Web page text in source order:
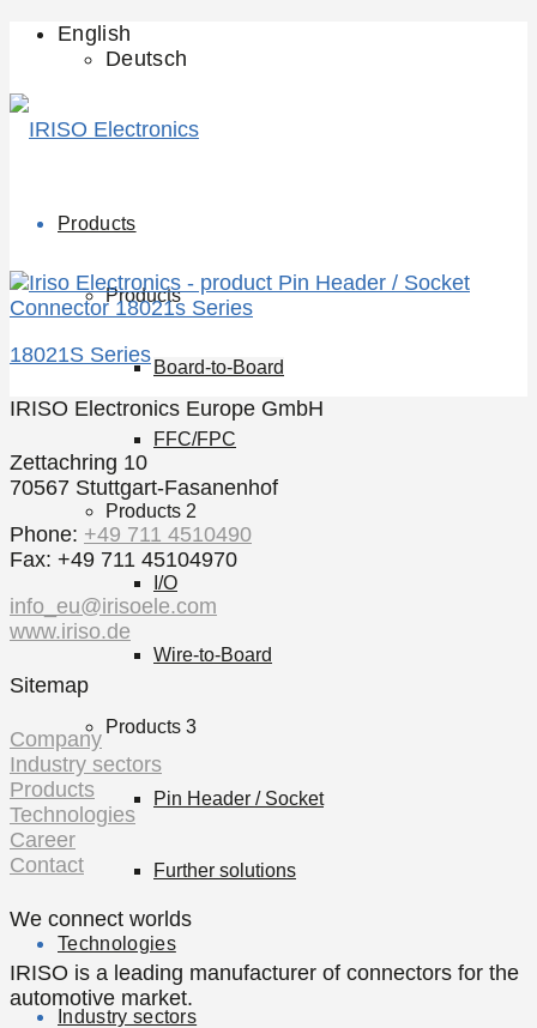
English
Deutsch
Products
Products
Board-to-Board
FFC/FPC
Products 2
I/O
Wire-to-Board
Products 3
Pin Header / Socket
Further solutions
Technologies
Industry sectors
18021S Series
IRISO Electronics Europe GmbH
Zettachring 10
70567 Stuttgart-Fasanenhof
Phone: +49 711 4510490
Fax: +49 711 45104970
info_eu@irisoele.com
www.iriso.de
Sitemap
Company
Industry sectors
Products
Technologies
Career
Contact
We connect worlds
IRISO is a leading manufacturer of connectors for the
automotive market.